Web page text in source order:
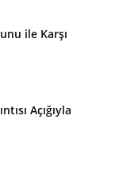
ile Karşı
Açığıyla